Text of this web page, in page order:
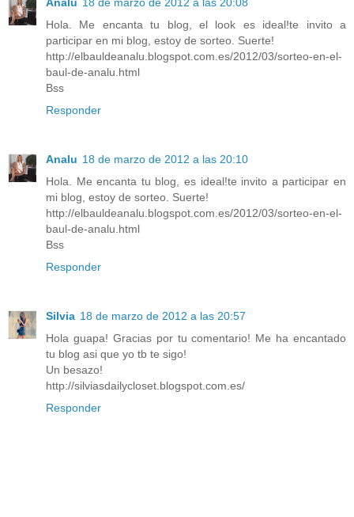
Analu 18 de marzo de 2012 a las 20:08
Hola. Me encanta tu blog, el look es ideal!te invito a
participar en mi blog, estoy de sorteo. Suerte!
http://elbauldeanalu.blogspot.com.es/2012/03/sorteo-en-el-
baul-de-analu.html
Bss
Responder
Analu 18 de marzo de 2012 a las 20:10
Hola. Me encanta tu blog, es ideal!te invito a participar en
mi blog, estoy de sorteo. Suerte!
http://elbauldeanalu.blogspot.com.es/2012/03/sorteo-en-el-
baul-de-analu.html
Bss
Responder
Silvia 18 de marzo de 2012 a las 20:57
Hola guapa! Gracias por tu comentario! Me ha encantado
tu blog asi que yo tb te sigo!
Un besazo!
http://silviasdailycloset.blogspot.com.es/
Responder